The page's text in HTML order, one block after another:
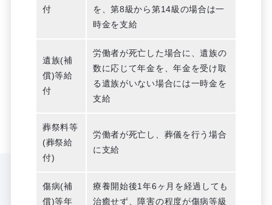
付
を、第8級から第14級の場合は一
時金を支給
遺族(補
償)等給
付
労働者が死亡した場合に、遺族の
数に応じて年金を、年金を受け取
る遺族がいない場合には一時金を
支給
葬祭料等
(葬祭給
付)
労働者が死亡し、葬儀を行う場合
に支給
傷病(補
償)等年
療養開始後1年6ヶ月を経過しても
治癒せず、障害の程度が傷病等級